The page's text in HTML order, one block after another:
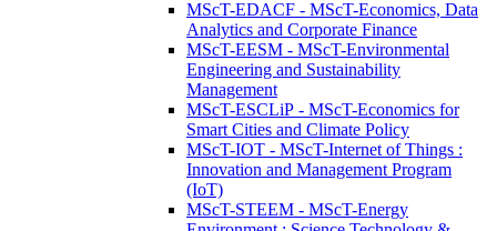
MScT-EDACF - MScT-Economics, Data
Analytics and Corporate Finance
MScT-EESM - MScT-Environmental
Engineering and Sustainability
Management
MScT-ESCLiP - MScT-Economics for
Smart Cities and Climate Policy
MScT-IOT - MScT-Internet of Things :
Innovation and Management Program
(IoT)
MScT-STEEM - MScT-Energy